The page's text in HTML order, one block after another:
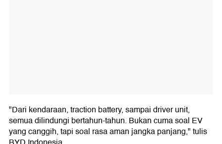
"Dari kendaraan, traction battery, sampai driver unit,
semua dilindungi bertahun-tahun. Bukan cuma soal EV
yang canggih, tapi soal rasa aman jangka panjang," tulis